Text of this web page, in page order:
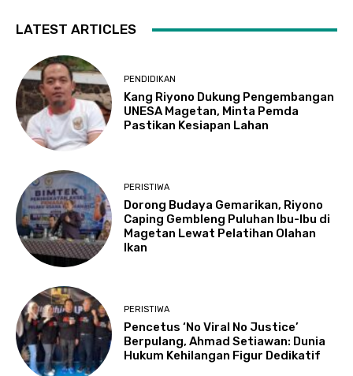
LATEST ARTICLES
PENDIDIKAN
Kang Riyono Dukung Pengembangan
UNESA Magetan, Minta Pemda
Pastikan Kesiapan Lahan
PERISTIWA
Dorong Budaya Gemarikan, Riyono
Caping Gembleng Puluhan Ibu-Ibu di
Magetan Lewat Pelatihan Olahan
Ikan
PERISTIWA
Pencetus ‘No Viral No Justice’
Berpulang, Ahmad Setiawan: Dunia
Hukum Kehilangan Figur Dedikatif